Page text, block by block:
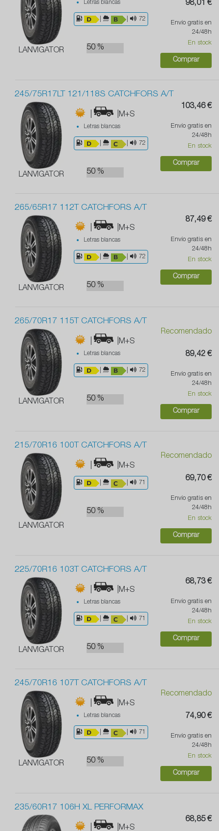
LANVIGATOR
Letras blancas
72
50 %
98,01 €
Envío gratis en
24/48h
En stock
Comprar
245/75R17LT 121/118S CATCHFORS A/T
LANVIGATOR
| |M+S
Letras blancas
72
50 %
103,46 €
Envío gratis en
24/48h
En stock
Comprar
265/65R17 112T CATCHFORS A/T
LANVIGATOR
| |M+S
Letras blancas
72
50 %
87,49 €
Envío gratis en
24/48h
En stock
Comprar
265/70R17 115T CATCHFORS A/T
LANVIGATOR
| |M+S
Letras blancas
72
50 %
Recomendado
89,42 €
Envío gratis en
24/48h
En stock
Comprar
215/70R16 100T CATCHFORS A/T
LANVIGATOR
| |M+S
71
50 %
Recomendado
69,70 €
Envío gratis en
24/48h
En stock
Comprar
225/70R16 103T CATCHFORS A/T
LANVIGATOR
| |M+S
Letras blancas
71
50 %
68,73 €
Envío gratis en
24/48h
En stock
Comprar
245/70R16 107T CATCHFORS A/T
LANVIGATOR
| |M+S
Letras blancas
71
50 %
Recomendado
74,90 €
Envío gratis en
24/48h
En stock
Comprar
235/60R17 106H XL PERFORMAX
| |M+S
68,85 €